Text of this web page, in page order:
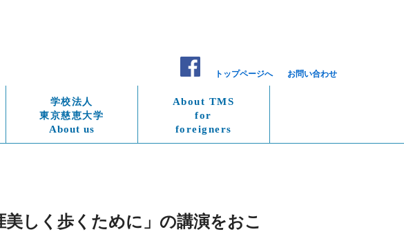
トップページへ お問い合わせ
学校法人
東京慈恵大学
About us
About TMS
for
foreigners
しく歩くために」の講演をおこ